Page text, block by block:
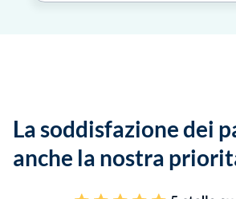
La soddisfazione dei
anche la nostra